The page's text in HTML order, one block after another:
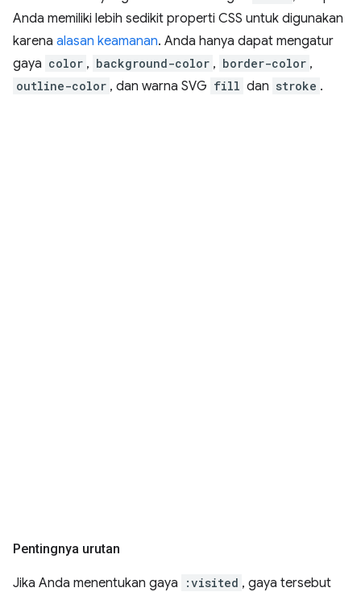
Anda memiliki lebih sedikit properti CSS untuk digunakan
karena alasan keamanan. Anda hanya dapat mengatur
gaya color , background-color , border-color ,
outline-color , dan warna SVG fill dan stroke .
Pentingnya urutan
Jika Anda menentukan gaya :visited , gaya tersebut